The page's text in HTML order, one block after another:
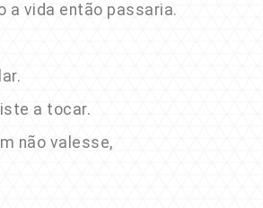
a vida então passaria.
a tocar.
não valesse,